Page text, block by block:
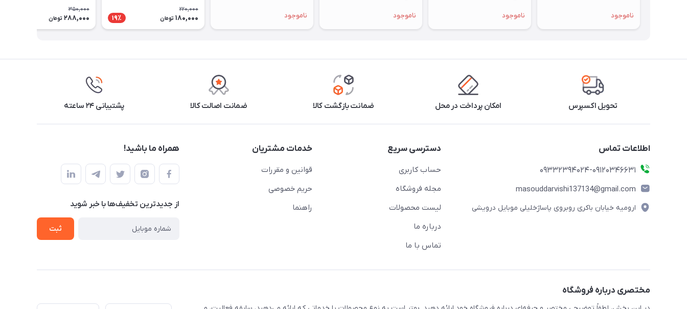
ناموجود ناموجود ناموجود ناموجود
220,000
180,000 تومان 19٪
350,000
288,000 تومان
تحویل اکسپرس امکان پرداخت در محل ضمانت بازگشت کالا ضمانت اصالت کالا پشتیبانی ۲۴ ساعته
اطلاعات تماس
09332394024-09120346631
masouddarvishi137134@gmail.com
ارومیه خیابان باکری روبروی پاساژخلیلی موبایل درویشی
دسترسی سریع
حساب کاربری
مجله فروشگاه
لیست محصولات
درباره ما
تماس با ما
خدمات مشتریان
قوانین و مقررات
حریم خصوصی
راهنما
همراه ما باشید!
از جدید‌ترین تخفیف‌ها با‌ خبر شوید
ثبت
مختصری درباره فروشگاه